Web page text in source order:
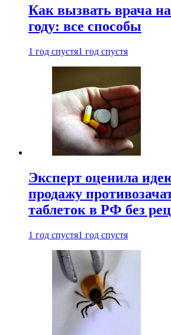
Как вызвать врача
году: все способы
1 год спустя1 год спустя
Эксперт оценила
продажу
таблеток в РФ без
1 год спустя1 год спустя